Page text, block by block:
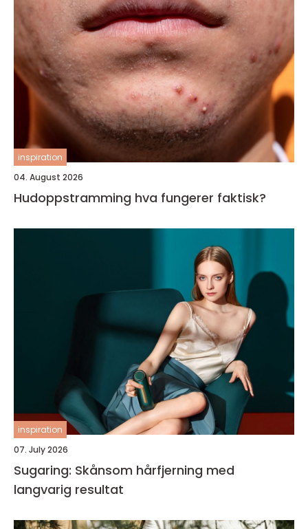
inspiration
04. August 2026
Hudoppstramming hva fungerer faktisk?
inspiration
07. July 2026
Sugaring: Skånsom hårfjerning med
langvarig resultat